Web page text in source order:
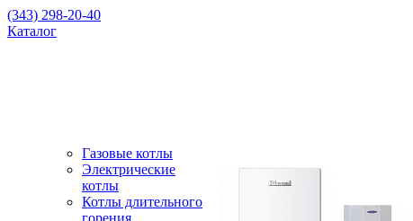
(343) 298-20-40
Каталог
Газовые котлы
Электрические
котлы
Котлы длительного
горения